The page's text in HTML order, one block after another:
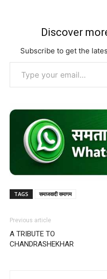
Discover
Subscribe to get the
Type your email…
TAGS समाजवादी समागम
Previous article
A TRIBUTE TO
CHANDRASHEKHAR